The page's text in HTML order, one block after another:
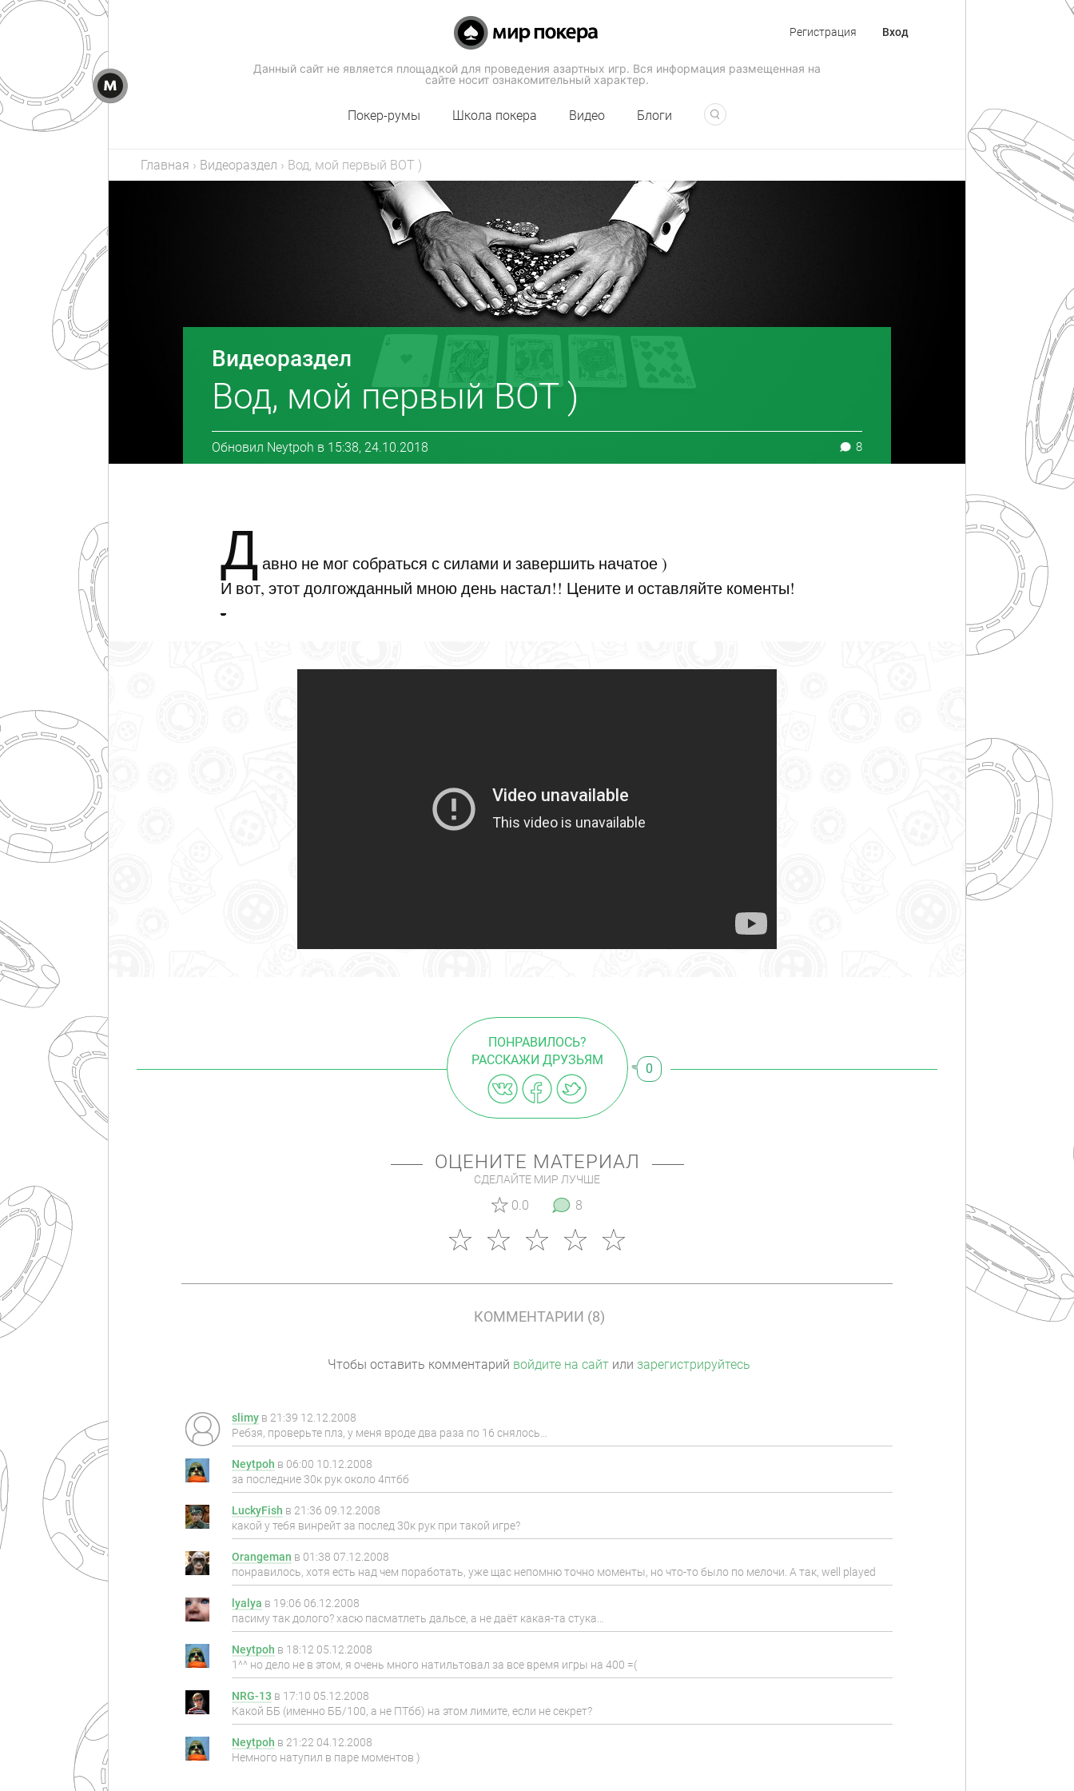
Данный сайт не является площадкой для проведения азартных игр. Вся информация размещенная на
сайте носит ознакомительный характер.
Регистрация Вход
Покер-румы Школа покера Видео Блоги
Главная › Видеораздел › Вод, мой первый ВОТ )
Видеораздел
Вод, мой первый ВОТ )
Обновил Neytpoh в 15:38, 24.10.2018 8
Давно не мог собраться с силами и завершить начатое )
И вот, этот долгожданный мною день настал!! Цените и оставляйте коменты!
-
ПОНРАВИЛОСЬ?
РАССКАЖИ ДРУЗЬЯМ
0
ОЦЕНИТЕ МАТЕРИАЛ
СДЕЛАЙТЕ МИР ЛУЧШЕ
0.0 8
КОММЕНТАРИИ (8)
Чтобы оставить комментарий войдите на сайт или зарегистрируйтесь
slimy в 21:39 12.12.2008
Ребзя, проверьте плз, у меня вроде два раза по 16 снялось…
Neytpoh в 06:00 10.12.2008
за последние 30к рук около 4птбб
LuckyFish в 21:36 09.12.2008
какой у тебя винрейт за послед 30к рук при такой игре?
Orangeman в 01:38 07.12.2008
понравилось, хотя есть над чем поработать, уже щас непомню точно моменты, но что-то было по мелочи. А так, well played
lyalya в 19:06 06.12.2008
пасиму так долого? хасю пасматлеть дальсе, а не даёт какая-та стука…
Neytpoh в 18:12 05.12.2008
1^^ но дело не в этом, я очень много натильтовал за все время игры на 400 =(
NRG-13 в 17:10 05.12.2008
Какой ББ (именно ББ/100, а не ПТбб) на этом лимите, если не секрет?
Neytpoh в 21:22 04.12.2008
Немного натупил в паре моментов )